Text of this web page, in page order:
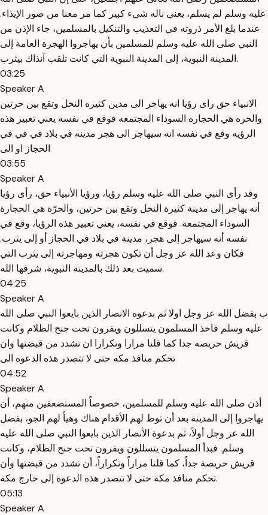
عليه وسلم لم يسلم، يعني ناله شيء كبير كما مر معنا من صور الإيذاء.
عندما بلغ الأمر ذروته في التعذيب والتنكيل بالمسلمين، جاء الإذن من
النبي صلى الله عليه وسلم للمسلمين بأن يهاجروا الهجرة العامة إلى
المدينة النبوية، إلى المدينة النبوية التي كانت تلقب آنذاك بيثرب.
03:25
Speaker A
الانبياء حق راى رؤيا انه يهاجر الى مدين كثيره النخل وتقع بين حرتين
والحره هي الحجاره السوداء المجتمعه فوقع في نفسه يعني تعبير هذه
الرؤيه وقع في نفسه انه سيهاجر الى هجر مدينه في بلاد في في في
الحجاز او الى
03:55
Speaker A
وقد رأى النبي صلى الله عليه وسلم رؤيا، ورؤيا الأنبياء حق، رأى رؤيا
أنه يهاجر إلى مدينة كثيرة النخل وتقع بين حرتين، والحرّة هي الحجارة
السوداء المجتمعة. فوقع في نفسه، يعني تعبير هذه الرؤيا، وقع في
نفسه أنه سيهاجر إلى هجر، مدينة في بلاد في الحجاز أو إلى يثرب.
فكان وعد الله عز وجل أن تكون هجرته ومهاجرته إلى يثرب التي
سميت بعد ذلك بالمدينة النبوية، شرفها الله.
04:25
Speaker A
ب بفضل الله عز وجل اولا ثم بدعوه الانصار الذين بايعوا النبي صلى الله
عليه وسلم فاخذ المسلمون يتسللون ويفرون تحت جنح الظلام وكانت
قريش حريصه جدا كما قلنا مرارا وتكرارا ان تشدد من قبضتها وان
تحكم منافذ مكه حتى لا تتصدر هذه الدعوه الى
04:52
Speaker A
أذن صلى الله عليه وسلم للمسلمين، خصوصاً المستضعفين منهم، أن
يهاجروا إلى المدينة بعد أن توط لهم الأقدام هناك وهيأ لهم الجو، بفضل
الله عز وجل أولاً، ثم بدعوة الأنصار الذين بايعوا النبي صلى الله عليه
وسلم. فبدأ المسلمون يتسللون ويفرون تحت جنح الظلام، وكانت
قريش حريصة جداً، كما قلنا مراراً وتكراراً، أن تشدد من قبضتها وأن
تحكم منافذ مكة حتى لا تتصدر هذه الدعوة إلى خارج مكة.
05:13
Speaker A